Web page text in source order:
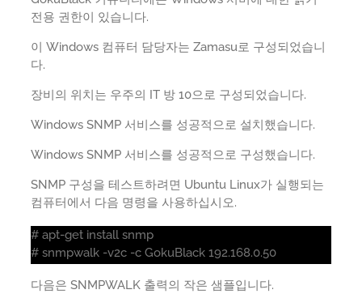
전용 권한이 있습니다.
이 Windows 컴퓨터 담당자는 Zamasu로 구성되었습니
다.
장비의 위치는 우주의 IT 방 10으로 구성되었습니다.
Windows SNMP 서비스를 성공적으로 설치했습니다.
Windows SNMP 서비스를 성공적으로 구성했습니다.
SNMP 구성을 테스트하려면 Ubuntu Linux가 실행되는
컴퓨터에서 다음 명령을 사용하십시오.
# apt-get install snmp
# snmpwalk -v2c -c GokuBlack 192.168.0.50
다음은 SNMPWALK 출력의 작은 샘플입니다.